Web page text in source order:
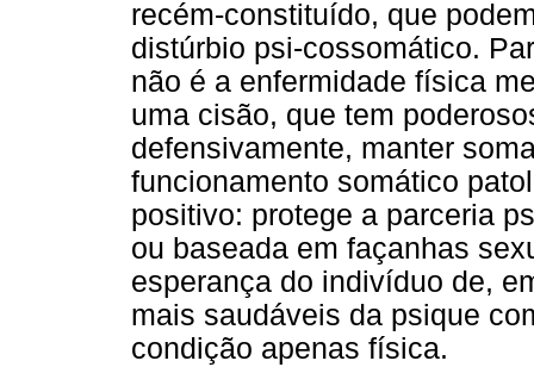
recém-constituído, que
distúrbio psi-cossomático.
não é a enfermidade física
uma cisão, que tem
defensivamente, manter
funcionamento somático
positivo: protege a parceria
ou baseada em façanhas
esperança do indivíduo de,
mais saudáveis da psique
condição apenas física.